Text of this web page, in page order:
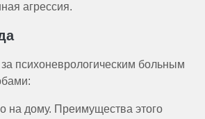
агрессия.
психоневрологическим больным
на дому. Преимущества этого